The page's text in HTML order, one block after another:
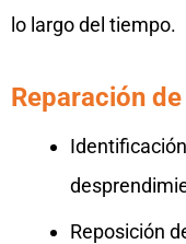
lo largo del tiempo.
Reparación
Reposición